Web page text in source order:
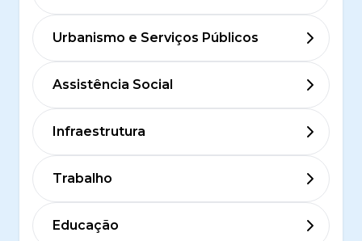
Urbanismo e Serviços Públicos
Assistência Social
Infraestrutura
Trabalho
Educação